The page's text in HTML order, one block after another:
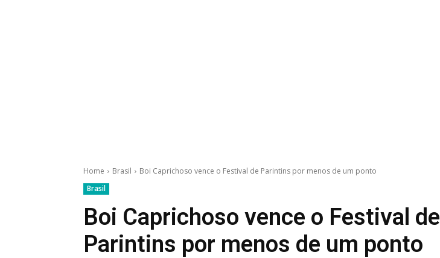
Home Brasil
Boi Caprichoso vence o Festival de Parintins por menos de um ponto
Brasil
Boi Caprichoso vence o Festival de
Parintins por menos de um ponto